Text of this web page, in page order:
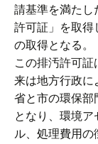
請基準を満たし
許可証」を取得
の取得となる。
この排汚許可
来は地方行政に
省と市の環保部
となり、環境
ル、処理費用